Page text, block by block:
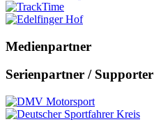
Medienpartner
Serienpartner / Supporter